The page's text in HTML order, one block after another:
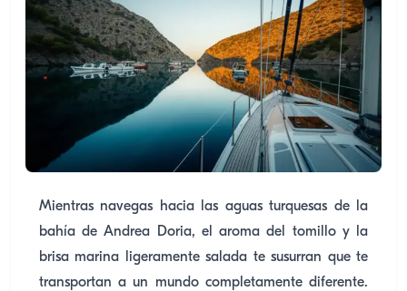
Mientras navegas hacia las aguas turquesas de la
bahía de Andrea Doria, el aroma del tomillo y la
brisa marina ligeramente salada te susurran que te
transportan a un mundo completamente diferente.